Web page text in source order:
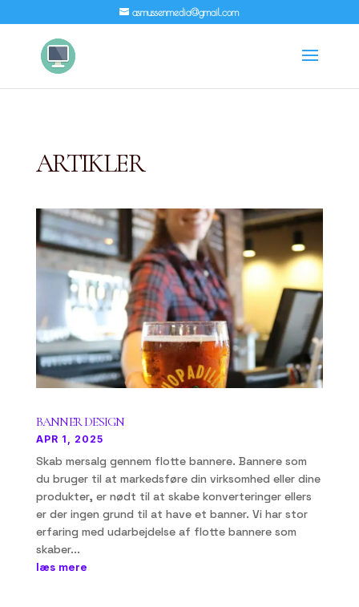
asmussenmedia@gmail.com
ARTIKLER
BANNER DESIGN
APR 1, 2025
Skab mersalg gennem flotte bannere. Bannere som
du bruger til at markedsføre din virksomhed eller dine
produkter, er nødt til at skabe konverteringer ellers
er der ingen grund til at have et banner. Vi har stor
erfaring med udarbejdelse af flotte bannere som
skaber...
læs mere